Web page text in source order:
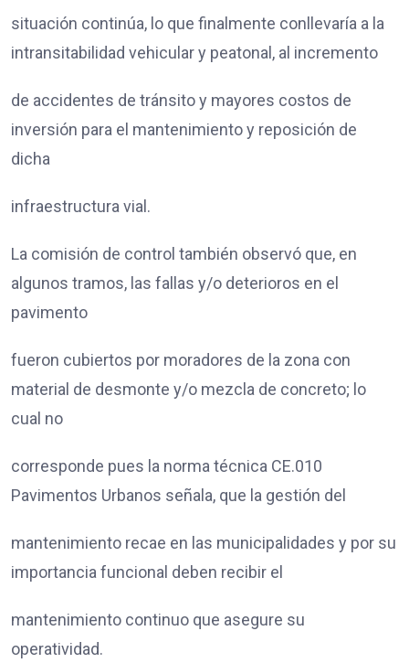
situación continúa, lo que finalmente conllevaría a la
intransitabilidad vehicular y peatonal, al incremento
de accidentes de tránsito y mayores costos de
inversión para el mantenimiento y reposición de
dicha
infraestructura vial.
La comisión de control también observó que, en
algunos tramos, las fallas y/o deterioros en el
pavimento
fueron cubiertos por moradores de la zona con
material de desmonte y/o mezcla de concreto; lo
cual no
corresponde pues la norma técnica CE.010
Pavimentos Urbanos señala, que la gestión del
mantenimiento recae en las municipalidades y por su
importancia funcional deben recibir el
mantenimiento continuo que asegure su
operatividad.